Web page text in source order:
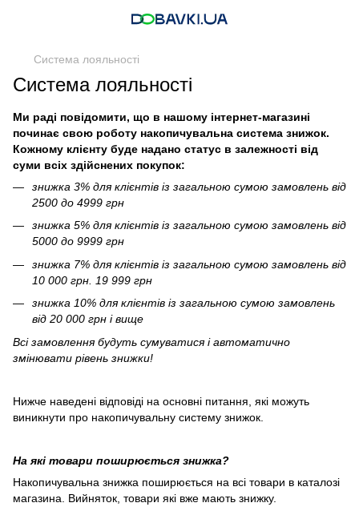
Система лояльності
Система лояльності
Ми раді повідомити, що в нашому інтернет-магазині
починає свою роботу накопичувальна система знижок.
Кожному клієнту буде надано статус в залежності від
суми всіх здійснених покупок:
знижка 3% для клієнтів із загальною сумою замовлень від
2500 до 4999 грн
знижка 5% для клієнтів із загальною сумою замовлень від
5000 до 9999 грн
знижка 7% для клієнтів із загальною сумою замовлень від
10 000 грн. 19 999 грн
знижка 10% для клієнтів із загальною сумою замовлень
від 20 000 грн і вище
Всі замовлення будуть сумуватися і автоматично
змінювати рівень знижки!
Нижче наведені відповіді на основні питання, які можуть
виникнути про накопичувальну систему знижок.
На які товари поширюється знижка?
Накопичувальна знижка поширюється на всі товари в каталозі
магазина. Вийняток, товари які вже мають знижку.